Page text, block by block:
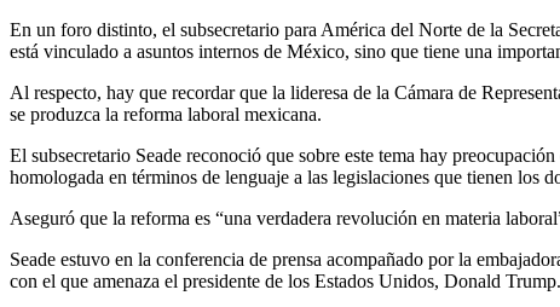
En un foro distinto, el subsecretario para América del Norte de la
está vinculado a asuntos internos de México, sino que tiene una
Al respecto, hay que recordar que la lideresa de la Cámara de
se produzca la reforma laboral mexicana.
El subsecretario Seade reconoció que sobre este tema hay
homologada en términos de lenguaje a las legislaciones que tienen los
Aseguró que la reforma es “una verdadera revolución en materia
Seade estuvo en la conferencia de prensa acompañado por la
con el que amenaza el presidente de los Estados Unidos, Donald Trump.